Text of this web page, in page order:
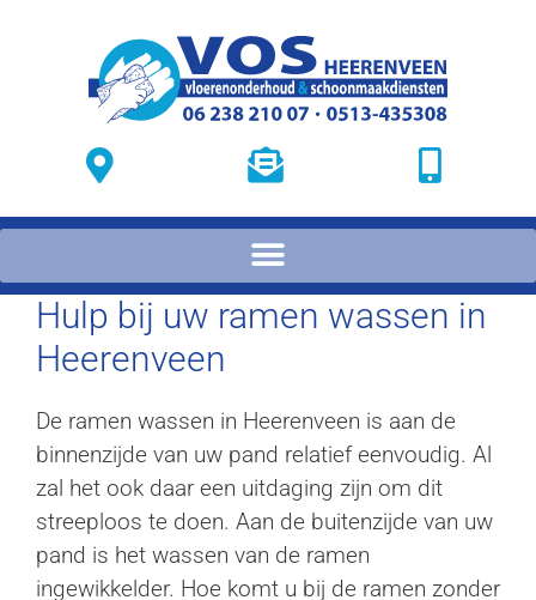
Hulp bij uw ramen wassen in
Heerenveen
De ramen wassen in Heerenveen is aan de
binnenzijde van uw pand relatief eenvoudig. Al
zal het ook daar een uitdaging zijn om dit
streeploos te doen. Aan de buitenzijde van uw
pand is het wassen van de ramen
ingewikkelder. Hoe komt u bij de ramen zonder